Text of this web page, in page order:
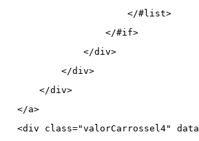
</#list>
</#if>
</div>
</div>
</div>
</a>
<div class="valorCarrossel4"